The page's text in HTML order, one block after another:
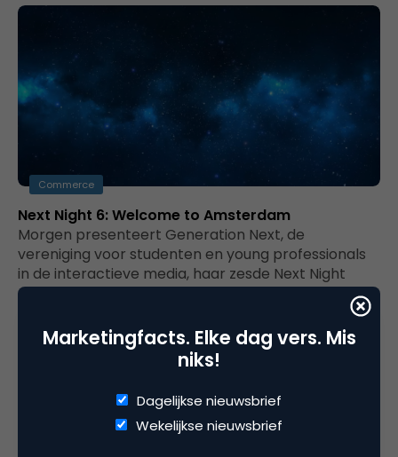
Commerce
Next Night 6: Welcome to Amsterdam
Morgen presenteert Generation Next, de
vereniging voor studenten en young professionals
in de interactieve media, haar zesde Next Night
met…
Marketingfacts. Elke dag vers. Mis
niks!
Dagelijkse nieuwsbrief
Wekelijkse nieuwsbrief